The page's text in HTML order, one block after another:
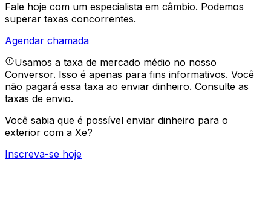
Fale hoje com um especialista em câmbio. Podemos
superar taxas concorrentes.
Agendar chamada
Usamos a taxa de mercado médio no nosso
Conversor. Isso é apenas para fins informativos. Você
não pagará essa taxa ao enviar dinheiro. Consulte as
taxas de envio.
Você sabia que é possível enviar dinheiro para o
exterior com a Xe?
Inscreva-se hoje